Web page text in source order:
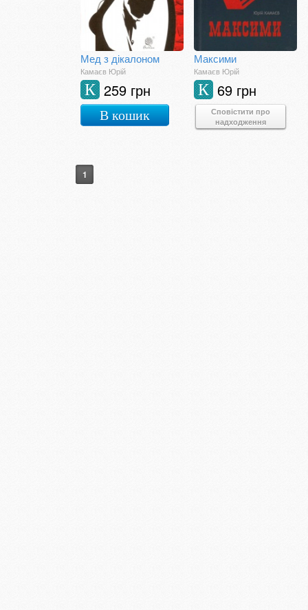
Мед з дікалоном
Камаєв Юрій
259 грн
К
В кошик
Максими
Камаєв Юрій
69 грн
К
Сповістити про
надходження
1